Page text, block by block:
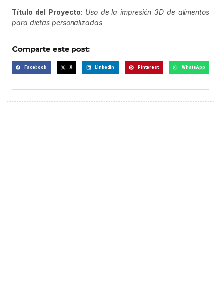
Título del Proyecto: Uso de la impresión 3D de alimentos
para dietas personalizadas
Comparte este post:
Facebook X LinkedIn Pinterest WhatsApp